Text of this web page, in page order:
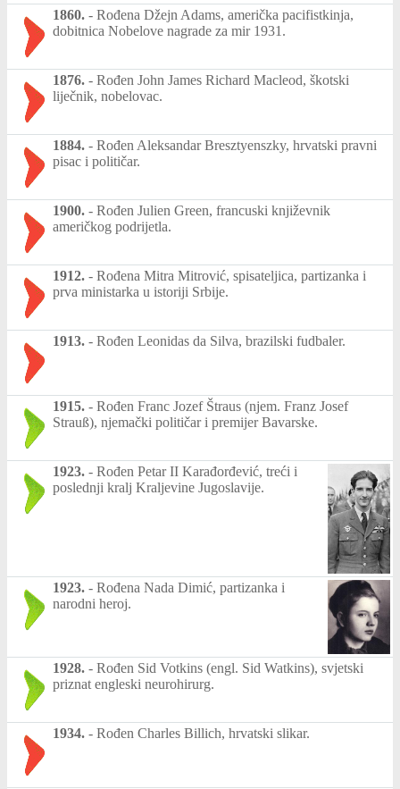
1860. - Rođena Džejn Adams, američka pacifistkinja,
dobitnica Nobelove nagrade za mir 1931.
1876. - Rođen John James Richard Macleod, škotski
liječnik, nobelovac.
1884. - Rođen Aleksandar Bresztyenszky, hrvatski pravni
pisac i političar.
1900. - Rođen Julien Green, francuski književnik
američkog podrijetla.
1912. - Rođena Mitra Mitrović, spisateljica, partizanka i
prva ministarka u istoriji Srbije.
1913. - Rođen Leonidas da Silva, brazilski fudbaler.
1915. - Rođen Franc Jozef Štraus (njem. Franz Josef
Strauß), njemački političar i premijer Bavarske.
1923. - Rođen Petar II Karađorđević, treći i
poslednji kralj Kraljevine Jugoslavije.
1923. - Rođena Nada Dimić, partizanka i
narodni heroj.
1928. - Rođen Sid Votkins (engl. Sid Watkins), svjetski
priznat engleski neurohirurg.
1934. - Rođen Charles Billich, hrvatski slikar.